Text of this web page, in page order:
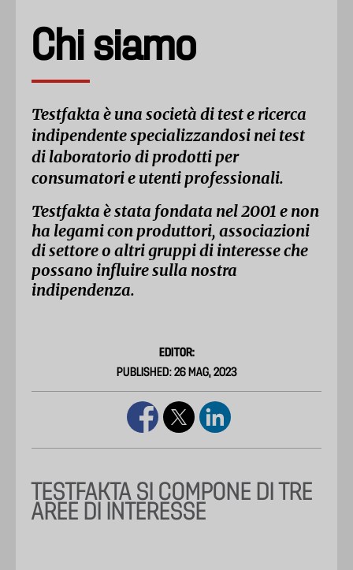
Chi siamo
Testfakta è una società di test e ricerca
indipendente specializzandosi nei test
di laboratorio di prodotti per
consumatori e utenti professionali.
Testfakta è stata fondata nel 2001 e non
ha legami con produttori, associazioni
di settore o altri gruppi di interesse che
possano influire sulla nostra
indipendenza.
EDITOR:
PUBLISHED: 26 MAG, 2023
TESTFAKTA SI COMPONE DI TRE
AREE DI INTERESSE